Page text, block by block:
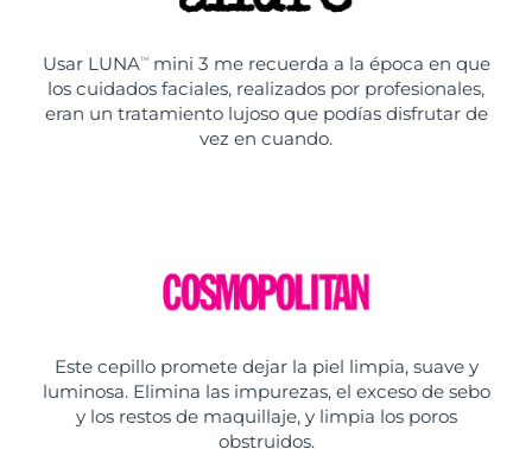
Usar LUNATMmini 3 me recuerda a la época en que
los cuidados faciales, realizados por profesionales,
eran un tratamiento lujoso que podías disfrutar de
vez en cuando.
Este cepillo promete dejar la piel limpia, suave y
luminosa. Elimina las impurezas, el exceso de sebo
y los restos de maquillaje, y limpia los poros
obstruidos.